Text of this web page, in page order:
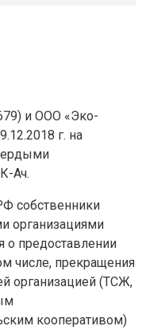
и ООО «Эко-
г. на
Ач.
собственники
организациями
предоставлении
числе, прекращения
организацией (ТСЖ,
кооперативом)